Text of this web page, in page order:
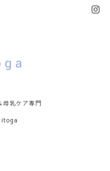
母乳ケア専門
itoga